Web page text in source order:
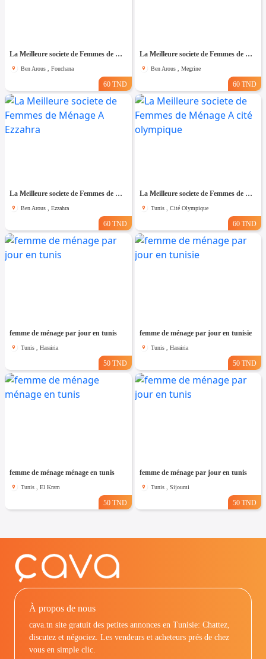
La Meilleure societe de Femmes de Ménage A Fouchana
Ben Arous , Fouchana
60 TND
La Meilleure societe de Femmes de Ménage A Megrine
Ben Arous , Megrine
60 TND
La Meilleure societe de Femmes de Ménage A Ezzahra
Ben Arous , Ezzahra
60 TND
La Meilleure societe de Femmes de Ménage A cité olympique
Tunis , Cité Olympique
60 TND
femme de ménage par jour en tunis
Tunis , Harairia
50 TND
femme de ménage par jour en tunisie
Tunis , Harairia
50 TND
femme de ménage ménage en tunis
Tunis , El Kram
50 TND
femme de ménage par jour en tunis
Tunis , Sijoumi
50 TND
À propos de nous
cava.tn site gratuit des petites annonces en Tunisie: Chattez,
discutez et négociez. Les vendeurs et acheteurs prés de chez
vous en simple clic.